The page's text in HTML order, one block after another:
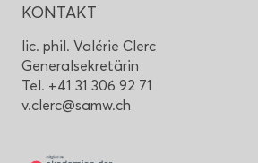
KON­TAKT
lic. phil. Valérie Clerc
Ge­ne­ral­se­kre­tä­rin
Tel. +41 31 306 92 71
v.clerc@samw.ch